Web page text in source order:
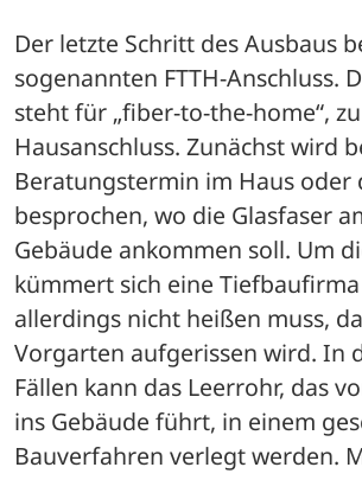
Der letzte Schritt des Ausbaus
sogenannten FTTH-Anschluss.
steht für „fiber-to-the-home“,
Hausanschluss. Zunächst wird
Beratungstermin im Haus oder
besprochen, wo die Glasfaser
Gebäude ankommen soll. Um
kümmert sich eine
allerdings nicht heißen muss,
Vorgarten aufgerissen wird. In
Fällen kann das Leerrohr, das
ins Gebäude führt, in einem
Bauverfahren verlegt werden.